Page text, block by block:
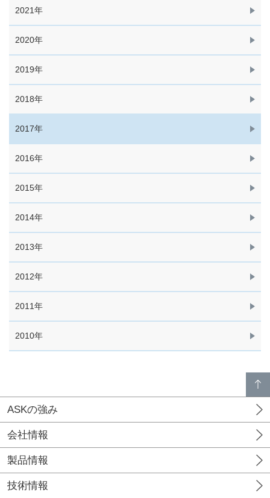
2021年
2020年
2019年
2018年
2017年
2016年
2015年
2014年
2013年
2012年
2011年
2010年
pagetop
ASKの強み
会社情報
製品情報
技術情報